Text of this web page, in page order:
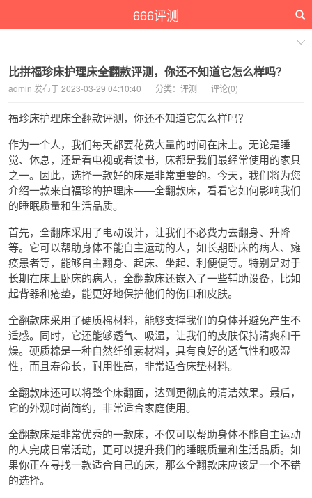
666评测
比拼福珍床护理床全翻款评测，你还不知道它怎么样吗？
admin 发布于 2023-03-29 04:10:40 分类： 评测 评论(0)
福珍床护理床全翻款评测，你还不知道它怎么样吗？
作为一个人，我们每天都要花费大量的时间在床上。无论是睡
觉、休息，还是看电视或者读书，床都是我们最经常使用的家具
之一。因此，选择一款好的床是非常重要的。今天，我们将为您
介绍一款来自福珍的护理床——全翻款床，看看它如何影响我们
的睡眠质量和生活品质。
首先，全翻床采用了电动设计，让我们不必费力去翻身、升降
等。它可以帮助身体不能自主运动的人，如长期卧床的病人、瘫
痪患者等，能够自主翻身、起床、坐起、利便便等。特别是对于
长期在床上卧床的病人，全翻款床还嵌入了一些辅助设备，比如
起背器和疮垫，能更好地保护他们的伤口和皮肤。
全翻款床采用了硬质棉材料，能够支撑我们的身体并避免产生不
适感。同时，它还能够透气、吸湿，让我们的皮肤保持清爽和干
燥。硬质棉是一种自然纤维素材料，具有良好的透气性和吸湿
性，而且寿命长，耐用性高，非常适合床垫材料。
全翻款床还可以将整个床翻面，达到更彻底的清洁效果。最后，
它的外观时尚简约，非常适合家庭使用。
全翻款床是非常优秀的一款床，不仅可以帮助身体不能自主运动
的人完成日常活动，更可以提升我们的睡眠质量和生活品质。如
果你正在寻找一款适合自己的床，那么全翻款床应该是一个不错
的选择。